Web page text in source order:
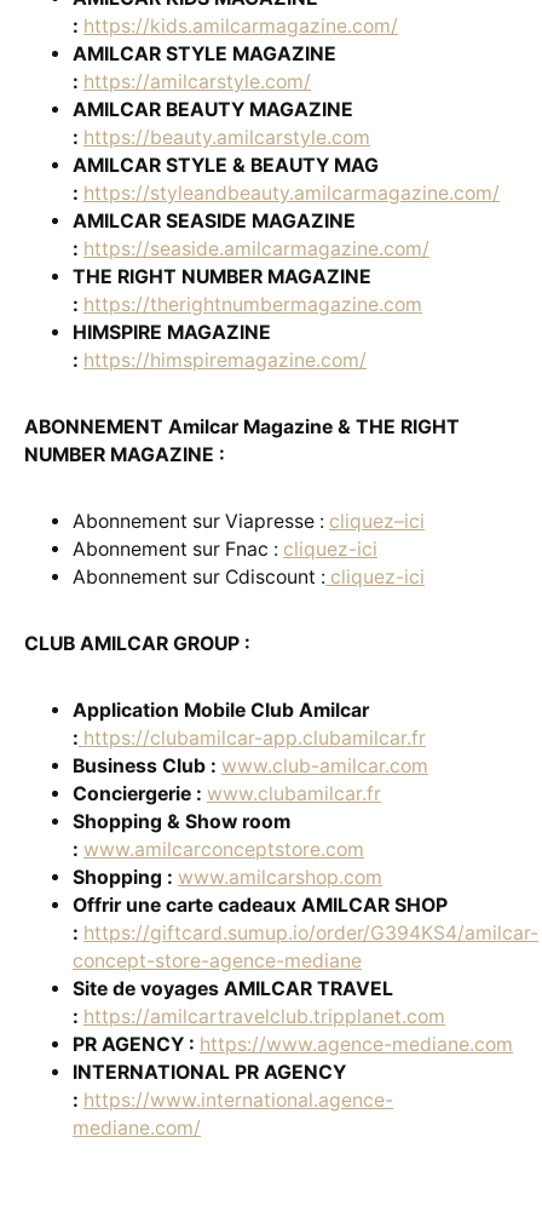
: https://kids.amilcarmagazine.com/
AMILCAR STYLE MAGAZINE
: https://amilcarstyle.com/
AMILCAR BEAUTY MAGAZINE
: https://beauty.amilcarstyle.com
AMILCAR STYLE & BEAUTY MAG
: https://styleandbeauty.amilcarmagazine.com/
AMILCAR SEASIDE MAGAZINE
: https://seaside.amilcarmagazine.com/
THE RIGHT NUMBER MAGAZINE
: https://therightnumbermagazine.com
HIMSPIRE MAGAZINE
: https://himspiremagazine.com/
ABONNEMENT Amilcar Magazine & THE RIGHT
NUMBER MAGAZINE :
Abonnement sur Viapresse : cliquez–ici
Abonnement sur Fnac : cliquez-ici
Abonnement sur Cdiscount : cliquez-ici
CLUB AMILCAR GROUP :
Application Mobile Club Amilcar
: https://clubamilcar-app.clubamilcar.fr
Business Club : www.club-amilcar.com
Conciergerie : www.clubamilcar.fr
Shopping & Show room
: www.amilcarconceptstore.com
Shopping : www.amilcarshop.com
Offrir une carte cadeaux AMILCAR SHOP
: https://giftcard.sumup.io/order/G394KS4/amilcar-
concept-store-agence-mediane
Site de voyages AMILCAR TRAVEL
: https://amilcartravelclub.tripplanet.com
PR AGENCY : https://www.agence-mediane.com
INTERNATIONAL PR AGENCY
: https://www.international.agence-
mediane.com/